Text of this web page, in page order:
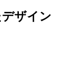
デザイン